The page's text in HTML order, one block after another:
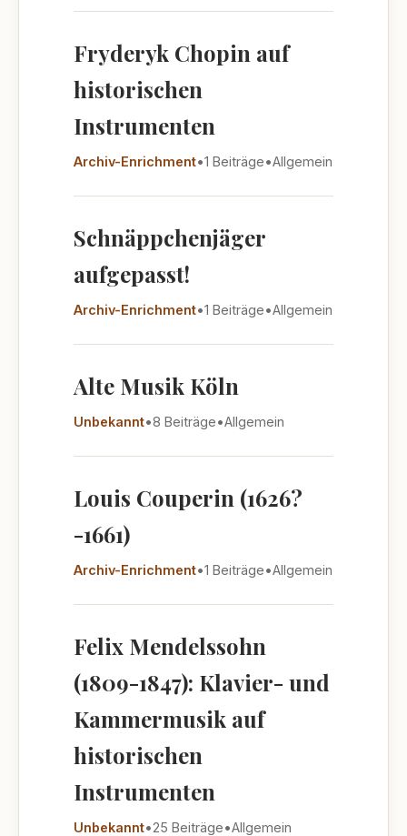
Fryderyk Chopin auf
historischen
Instrumenten
Archiv-Enrichment•1 Beiträge•Allgemein
Schnäppchenjäger
aufgepasst!
Archiv-Enrichment•1 Beiträge•Allgemein
Alte Musik Köln
Unbekannt•8 Beiträge•Allgemein
Louis Couperin (1626?
-1661)
Archiv-Enrichment•1 Beiträge•Allgemein
Felix Mendelssohn
(1809-1847): Klavier- und
Kammermusik auf
historischen
Instrumenten
Unbekannt•25 Beiträge•Allgemein